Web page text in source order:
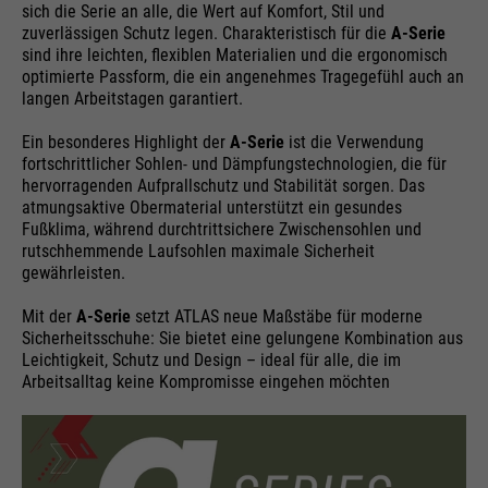
Name
cookie_optin
Anbieter
Sgalinski
Laufzeit
1 Monat
Zweck
Speichert den Zustimmungsstatus
Name
__utmz
Anbieter
Google Analytics
Laufzeit
6 Monate ab Setzen/Update
Zweck
Speichert, woher der Benutzer die
Seite erreicht.
Name
__utmt
Anbieter
Google Analytics
Laufzeit
10 Minute
Anbieter
Google
Laufzeit
bis Ende der Browsersitzung / 30
Tage
Zweck
Google verwendet sogenannte
SID- und HSID-Cookies, die die
Google-Konto-ID und den letzten
Anmeldezeitpunkt eines Nutzers in
Die Kombination dieser beiden
Cookies ermöglicht es Google,
viele Angriffsarten zu blockieren.
Zum Beispiel können so Versuche,
Informationen aus Formularen zu
stehlen, gestoppt werden.
sich die Serie an alle, die Wert auf Komfort, Stil und
zuverlässigen Schutz legen. Charakteristisch für die A-Serie
sind ihre leichten, flexiblen Materialien und die ergonomisch
optimierte Passform, die ein angenehmes Tragegefühl auch an
langen Arbeitstagen garantiert.
Ein besonderes Highlight der A-Serie ist die Verwendung
fortschrittlicher Sohlen- und Dämpfungstechnologien, die für
hervorragenden Aufprallschutz und Stabilität sorgen. Das
atmungsaktive Obermaterial unterstützt ein gesundes
Fußklima, während durchtrittsichere Zwischensohlen und
rutschhemmende Laufsohlen maximale Sicherheit
gewährleisten.
Mit der A-Serie setzt ATLAS neue Maßstäbe für moderne
Sicherheitsschuhe: Sie bietet eine gelungene Kombination aus
Leichtigkeit, Schutz und Design – ideal für alle, die im
Arbeitsalltag keine Kompromisse eingehen möchten